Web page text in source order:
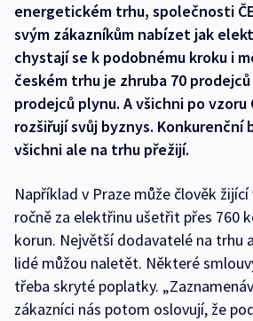
energetickém trhu, společnosti
svým zákazníkům nabízet jak
chystají se k podobnému kroku i
českém trhu je zhruba 70
prodejců plynu. A všichni po vzoru
rozšiřují svůj byznys. Konkurenční
všichni ale na trhu přežijí.
Například v Praze může člověk
ročně za elektřinu ušetřit přes 760
korun. Největší dodavatelé na trhu
lidé můžou naletět. Některé
třeba skryté poplatky.
zákazníci nás potom oslovují, že